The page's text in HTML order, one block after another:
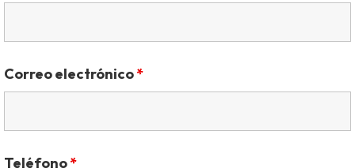
Correo electrónico*
Teléfono*